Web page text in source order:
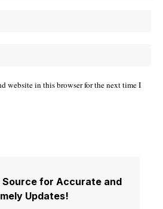
website in this browser for the next time I
Source for Accurate and
Updates!